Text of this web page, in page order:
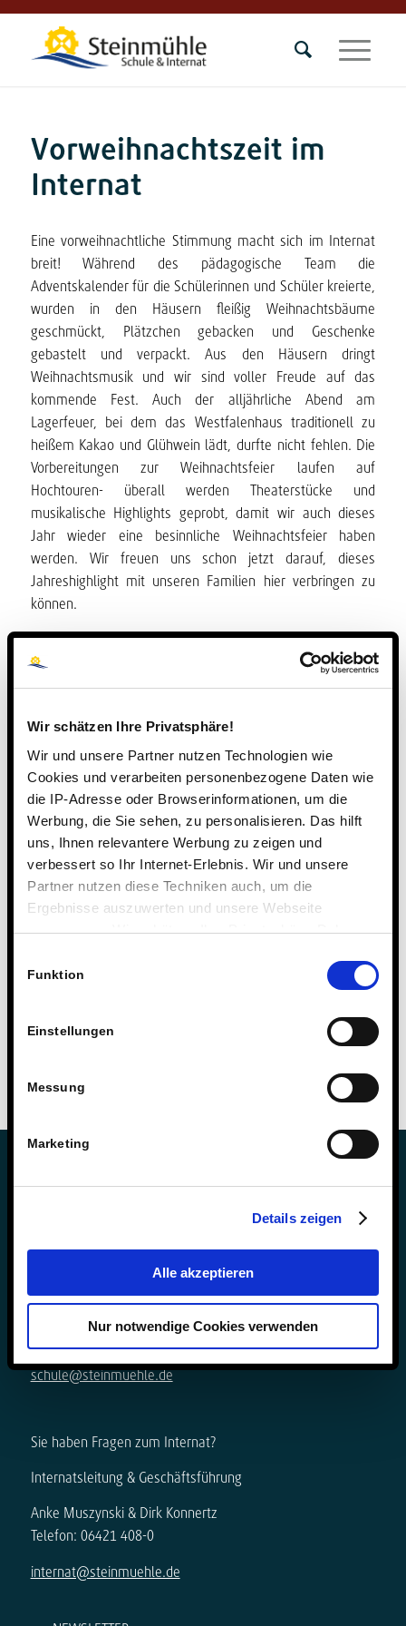
Wir schätzen Ihre Privatsphäre!
Wir und unsere Partner nutzen Technologien wie
Cookies und verarbeiten personenbezogene Daten wie
die IP-Adresse oder Browserinformationen, um die
Werbung, die Sie sehen, zu personalisieren. Das hilft
uns, Ihnen relevantere Werbung zu zeigen und
verbessert so Ihr Internet-Erlebnis. Wir und unsere
Partner nutzen diese Techniken auch, um die
Ergebnisse auszuwerten und unsere Webseite
anzupassen. Wir schätzen Ihre Privatsphäre. Daher
Technologien.
Funktion
Einstellungen
Messung
Marketing
Details zeigen
Alle akzeptieren
Nur notwendige Cookies verwenden
Vorweihnachtszeit im
Internat
Eine vorweihnachtliche Stimmung macht sich im Internat
breit! Während des pädagogische Team die
Adventskalender für die Schülerinnen und Schüler kreierte,
wurden in den Häusern fleißig Weihnachtsbäume
geschmückt, Plätzchen gebacken und Geschenke
gebastelt und verpackt. Aus den Häusern dringt
Weihnachtsmusik und wir sind voller Freude auf das
kommende Fest. Auch der alljährliche Abend am
Lagerfeuer, bei dem das Westfalenhaus traditionell zu
heißem Kakao und Glühwein lädt, durfte nicht fehlen. Die
Vorbereitungen zur Weihnachtsfeier laufen auf
Hochtouren- überall werden Theaterstücke und
musikalische Highlights geprobt, damit wir auch dieses
Jahr wieder eine besinnliche Weihnachtsfeier haben
werden. Wir freuen uns schon jetzt darauf, dieses
Jahreshighlight mit unseren Familien hier verbringen zu
können.
Schulleitung & Geschäftsführung
schule@steinmuehle.de
Sie haben Fragen zum Internat?
Internatsleitung & Geschäftsführung
Anke Muszynski & Dirk Konnertz
Telefon: 06421 408-0
internat@steinmuehle.de